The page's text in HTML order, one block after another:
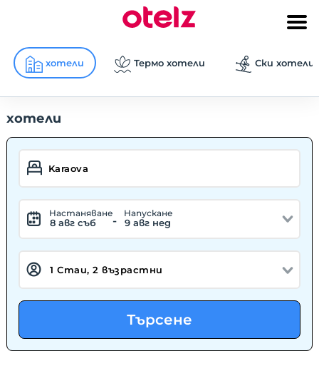
хотели Термо хотели Ски хотели
хотели
Hастаняване
8 авг съб -
Hапускане
9 авг нед
Търсене